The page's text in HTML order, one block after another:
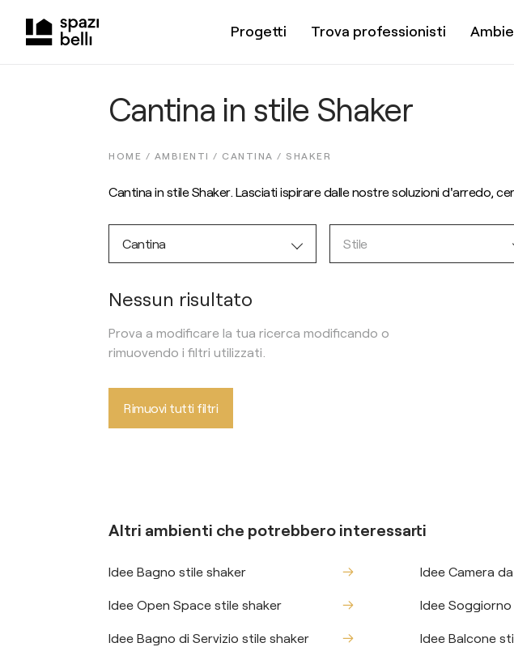
Progetti Trova professionisti
Cantina in stile Shaker
HOME / AMBIENTI / CANTINA / SHAKER
Cantina in stile Shaker. Lasciati ispirare dalle nostre soluzioni d'arredo,
Cantina Stile
Nessun risultato
Prova a modificare la tua ricerca modificando o
rimuovendo i filtri utilizzati.
Rimuovi tutti filtri
Altri ambienti che potrebbero interessarti
Idee Bagno stile shaker Idee Camera
Idee Open Space stile shaker Idee
Idee Bagno di Servizio stile shaker Idee Balcone